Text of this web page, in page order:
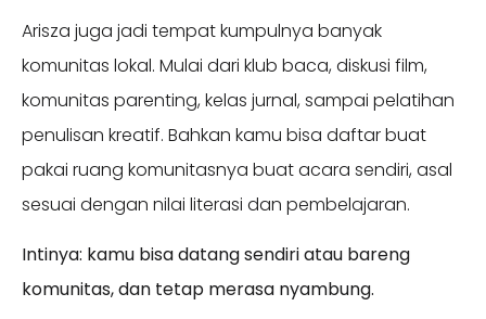
Arisza juga jadi tempat kumpulnya banyak
komunitas lokal. Mulai dari klub baca, diskusi film,
komunitas parenting, kelas jurnal, sampai pelatihan
penulisan kreatif. Bahkan kamu bisa daftar buat
pakai ruang komunitasnya buat acara sendiri, asal
sesuai dengan nilai literasi dan pembelajaran.
Intinya: kamu bisa datang sendiri atau bareng
komunitas, dan tetap merasa nyambung.